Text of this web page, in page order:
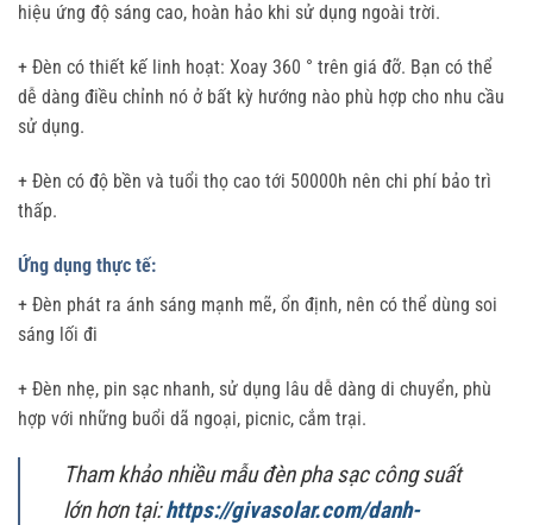
hiệu ứng độ sáng cao, hoàn hảo khi sử dụng ngoài trời.
+ Đèn có thiết kế linh hoạt: Xoay 360 ° trên giá đỡ. Bạn có thể
dễ dàng điều chỉnh nó ở bất kỳ hướng nào phù hợp cho nhu cầu
sử dụng.
+ Đèn có độ bền và tuổi thọ cao tới 50000h nên chi phí bảo trì
thấp.
Ứng dụng thực tế:
+ Đèn phát ra ánh sáng mạnh mẽ, ổn định, nên có thể dùng soi
sáng lối đi
+ Đèn nhẹ, pin sạc nhanh, sử dụng lâu dễ dàng di chuyển, phù
hợp với những buổi dã ngoại, picnic, cắm trại.
Tham khảo nhiều mẫu đèn pha sạc công suất
lớn hơn tại:https://givasolar.com/danh-